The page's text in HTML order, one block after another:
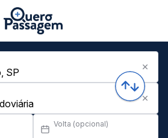
Volta (opcional)